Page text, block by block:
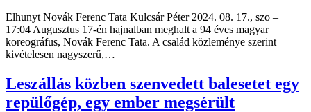
Elhunyt Novák Ferenc Tata Kulcsár Péter 2024. 08. 17., szo –
17:04 Augusztus 17-én hajnalban meghalt a 94 éves magyar
koreográfus, Novák Ferenc Tata. A család közleménye szerint
kivételesen nagyszerű,…
Leszállás közben szenvedett balesetet egy
repülőgép, egy ember megsérült